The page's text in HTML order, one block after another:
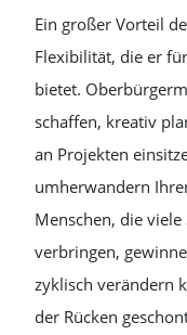
Ein großer Vorteil
Flexibilität, die er
bietet.
schaffen, kreativ
an Projekten
umherwandern
Menschen, die
verbringen,
zyklisch verändern
der Rücken